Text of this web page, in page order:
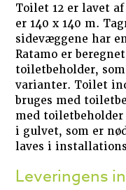
Toilet 12 er lavet
er 140 x 140 m.
sidevæggene har
Ratamo er
toiletbeholder,
varianter. Toilet
bruges med
med
i gulvet, som er
laves i
Leveringens